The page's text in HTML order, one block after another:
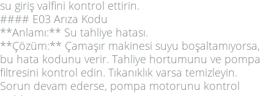
su giriş valfini kontrol ettirin.
#### E03 Arıza Kodu
**Anlamı:** Su tahliye hatası.
**Çözüm:** Çamaşır makinesi suyu boşaltamıyorsa,
bu hata kodunu verir. Tahliye hortumunu ve pompa
filtresini kontrol edin. Tıkanıklık varsa temizleyin.
Sorun devam ederse, pompa motorunu kontrol